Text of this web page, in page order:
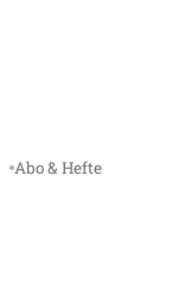
Abo & Hefte